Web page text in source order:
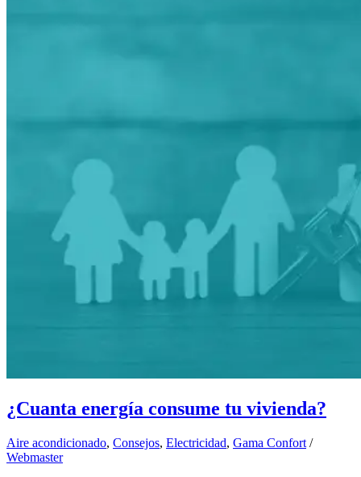
¿Cuanta energía consume tu vivienda?
Aire acondicionado, Consejos, Electricidad, Gama Confort /
Webmaster